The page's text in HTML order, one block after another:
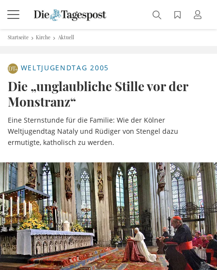
Startseite Kirche Aktuell
WELTJUGENDTAG 2005
Die „unglaubliche Stille vor der
Monstranz“
Eine Sternstunde für die Familie: Wie der Kölner
Weltjugendtag Nataly und Rüdiger von Stengel dazu
ermutigte, katholisch zu werden.